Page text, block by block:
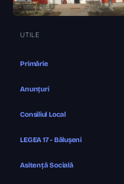
UTILE
Primărie
Anunțuri
Consiliul Local
LEGEA 17 - Bălușeni
Asitență Socială